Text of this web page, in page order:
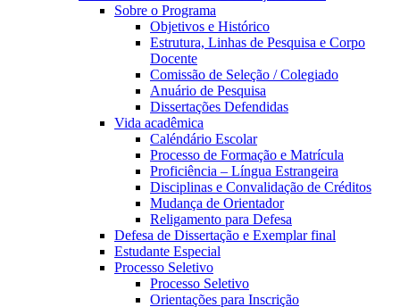
Sobre o Programa
Objetivos e Histórico
Estrutura, Linhas de Pesquisa e Corpo
Docente
Comissão de Seleção / Colegiado
Anuário de Pesquisa
Dissertações Defendidas
Vida acadêmica
Caléndário Escolar
Processo de Formação e Matrícula
Proficiência – Língua Estrangeira
Disciplinas e Convalidação de Créditos
Mudança de Orientador
Religamento para Defesa
Defesa de Dissertação e Exemplar final
Estudante Especial
Processo Seletivo
Processo Seletivo
Orientações para Inscrição